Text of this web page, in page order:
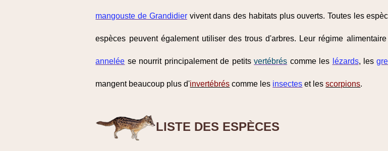
mangouste de Grandidiervivent dans des habitats plus ouverts. Toutes les
espèces peuvent également utiliser des trous d'arbres. Leur régime
annelée se nourrit principalement de petitsvertébrés comme les lézards, les
mangent beaucoup plus d'invertébrés comme les insectes et lesscorpions.
LISTE DES ESPÈCES